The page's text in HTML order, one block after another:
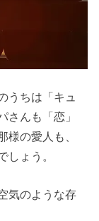
うちは「キュ
さんも「恋」
様の愛人も、
しょう。
気のような存